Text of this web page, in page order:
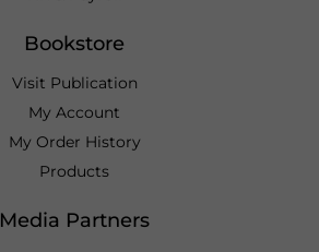
Bookstore
Visit Publication
My Account
My Order History
Products
Media Partners